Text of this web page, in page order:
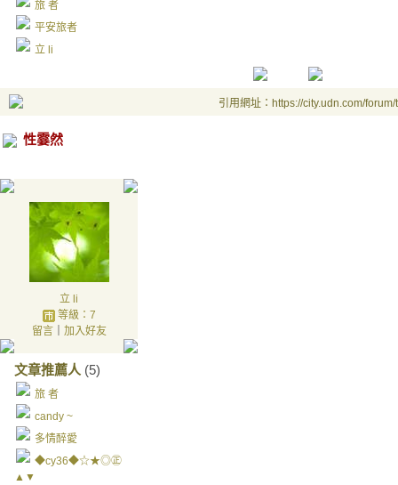
旅 者
平安旅者
立 li
引用網址：https://city.udn.com/
性霎然
立 li
等級：7
留言｜ 加入好友
文章推薦人 (5)
旅 者
candy ~
多情醉愛
◆cy36◆☆★◎㊣
▲▼